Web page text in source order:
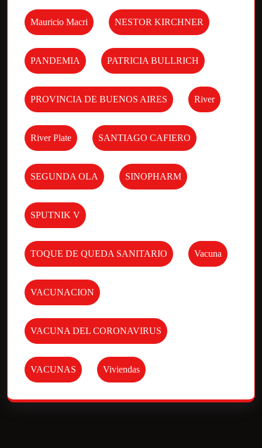
Mauricio Macri NESTOR KIRCHNER
PANDEMIA PATRICIA BULLRICH
PROVINCIA DE BUENOS AIRES River
River Plate SANTIAGO CAFIERO
SEGUNDA OLA SINOPHARM
SPUTNIK V
TOQUE DE QUEDA SANITARIO Vacuna
VACUNACION
VACUNA DEL CORONAVIRUS
VACUNAS Viviendas